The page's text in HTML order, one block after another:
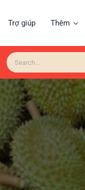
Trợ giúp Thêm
Search
for: